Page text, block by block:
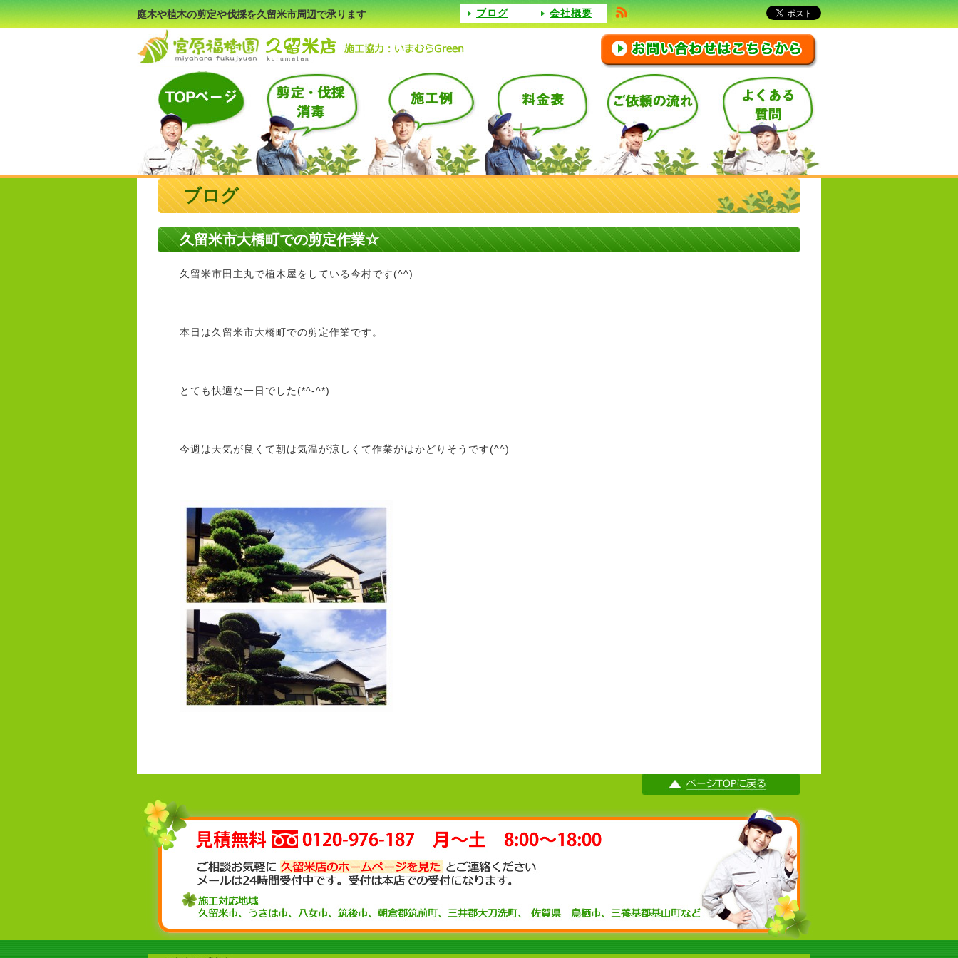
庭木や植木の剪定や伐採を久留米市周辺で承ります ブログ 会社概要
ブログ
久留米市大橋町での剪定作業☆
久留米市田主丸で植木屋をしている今村です(^^)
本日は久留米市大橋町での剪定作業です。
とても快適な一日でした(*^-^*)
今週は天気が良くて朝は気温が涼しくて作業がはかどりそうです(^^)